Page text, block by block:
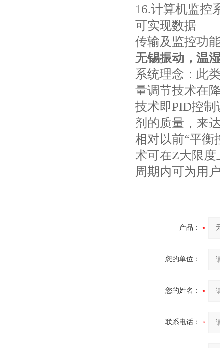
16.计算机监控
可实现数据
传输及监控功
无锡振动，温
系统理念：此
量调节技术在
技术即PID控
剂的质量，来
相对以前“平衡
术可在Z大限
周期内可为用
产品：
您的单位：
您的姓名：
联系电话：